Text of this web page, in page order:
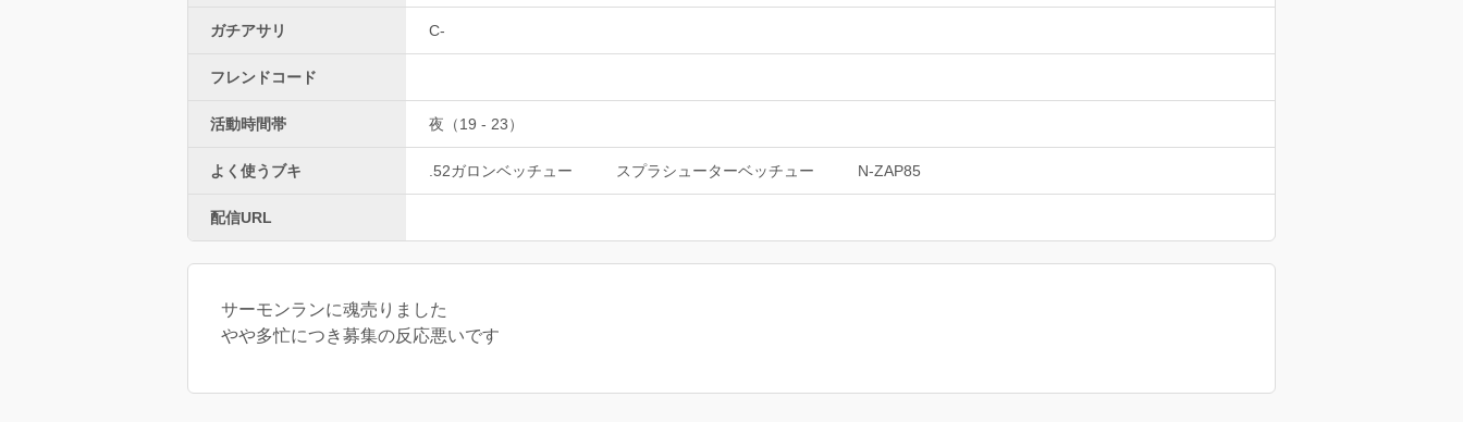
ガチアサリ C-
フレンドコード
活動時間帯 夜（19 - 23）
よく使うブキ .52ガロンベッチュー スプラシューターベッチュー N-ZAP85
配信URL
サーモンランに魂売りました
やや多忙につき募集の反応悪いです